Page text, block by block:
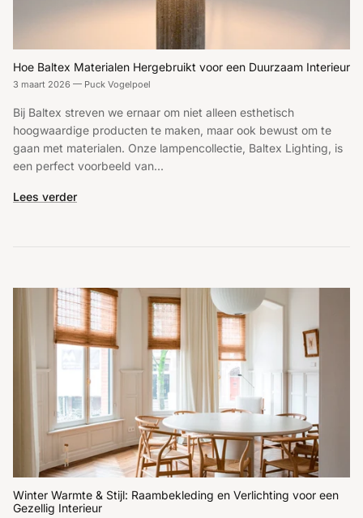
Hoe Baltex Materialen Hergebruikt voor een Duurzaam Interieur
3 maart 2026 — Puck Vogelpoel
Bij Baltex streven we ernaar om niet alleen esthetisch
hoogwaardige producten te maken, maar ook bewust om te
gaan met materialen. Onze lampencollectie, Baltex Lighting, is
een perfect voorbeeld van...
Lees verder
Winter Warmte & Stijl: Raambekleding en Verlichting voor een
Gezellig Interieur